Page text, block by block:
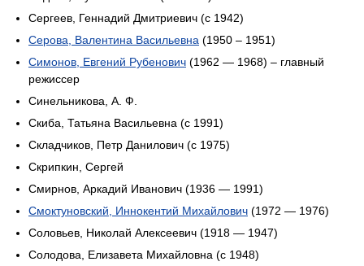
Сергеев, Геннадий Дмитриевич (c 1942)
Серова, Валентина Васильевна (1950 – 1951)
Симонов, Евгений Рубенович (1962 — 1968) – главный
режиссер
Синельникова, А. Ф.
Скиба, Татьяна Васильевна (c 1991)
Складчиков, Петр Данилович (c 1975)
Скрипкин, Сергей
Смирнов, Аркадий Иванович (1936 — 1991)
Смоктуновский, Иннокентий Михайлович (1972 — 1976)
Соловьев, Николай Алексеевич (1918 — 1947)
Солодова, Елизавета Михайловна (c 1948)